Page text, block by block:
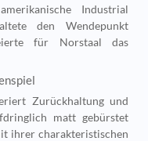
Industrial
den Wendepunkt
für Norstaal das
Zurückhaltung und
matt gebürstet
ihrer charakteristischen